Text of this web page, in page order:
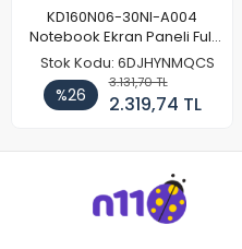
KD160N06-30NI-A004
Notebook Ekran Paneli Full
HD
Stok Kodu: 6DJHYNMQCS
%26
3.131,70 TL
2.319,74 TL